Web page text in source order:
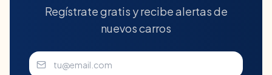
Regístrate gratis y recibe alertas de
nuevos carros